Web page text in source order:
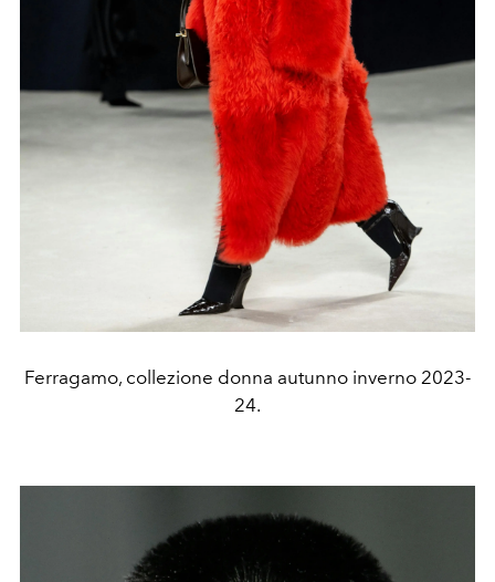
Ferragamo, collezione donna autunno inverno 2023-
24.